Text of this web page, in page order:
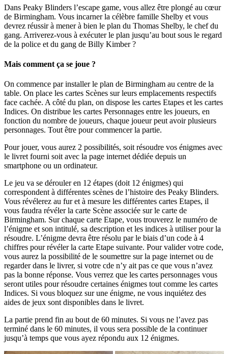
Dans Peaky Blinders l’escape game, vous allez être plongé au cœur
de Birmingham. Vous incarner la célèbre famille Shelby et vous
devrez réussir à mener à bien le plan du Thomas Shelby, le chef du
gang. Arriverez-vous à exécuter le plan jusqu’au bout sous le regard
de la police et du gang de Billy Kimber ?
Mais comment ça se joue ?
On commence par installer le plan de Birmingham au centre de la
table. On place les cartes Scènes sur leurs emplacements respectifs
face cachée. A côté du plan, on dispose les cartes Etapes et les cartes
Indices. On distribue les cartes Personnages entre les joueurs, en
fonction du nombre de joueurs, chaque joueur peut avoir plusieurs
personnages. Tout être pour commencer la partie.
Pour jouer, vous aurez 2 possibilités, soit résoudre vos énigmes avec
le livret fourni soit avec la page internet dédiée depuis un
smartphone ou un ordinateur.
Le jeu va se dérouler en 12 étapes (doit 12 énigmes) qui
correspondent à différentes scènes de l’histoire des Peaky Blinders.
Vous révélerez au fur et à mesure les différentes cartes Etapes, il
vous faudra révéler la carte Scène associée sur le carte de
Birmingham. Sur chaque carte Etape, vous trouverez le numéro de
l’énigme et son intitulé, sa description et les indices à utiliser pour la
résoudre. L’énigme devra être résolu par le biais d’un code à 4
chiffres pour révéler la carte Etape suivante. Pour valider votre code,
vous aurez la possibilité de le soumettre sur la page internet ou de
regarder dans le livrer, si votre cde n’y ait pas ce que vous n’avez
pas la bonne réponse. Vous verrez que les cartes personnages vous
seront utiles pour résoudre certaines énigmes tout comme les cartes
Indices. Si vous bloquez sur une énigme, ne vous inquiétez des
aides de jeux sont disponibles dans le livret.
La partie prend fin au bout de 60 minutes. Si vous ne l’avez pas
terminé dans le 60 minutes, il vous sera possible de la continuer
jusqu’à temps que vous ayez répondu aux 12 énigmes.